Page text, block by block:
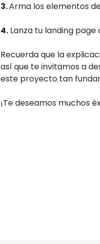
3.Arma los elementos
4. Lanza tu landing
Recuerda que la
así que te invitamos a
este proyecto tan
¡Te deseamos muchos